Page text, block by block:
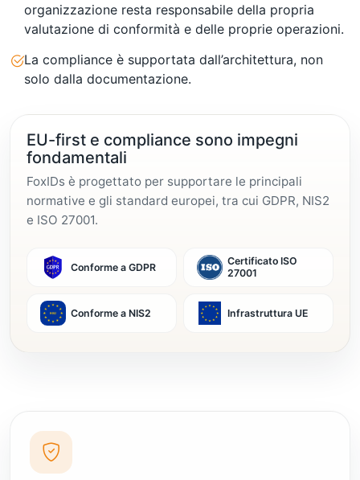
organizzazione resta responsabile della propria
valutazione di conformità e delle proprie operazioni.
La compliance è supportata dall’architettura, non
solo dalla documentazione.
EU-first e compliance sono impegni
fondamentali
FoxIDs è progettato per supportare le principali
normative e gli standard europei, tra cui GDPR, NIS2
e ISO 27001.
Conforme a GDPR
Certificato ISO
27001
Conforme a NIS2 Infrastruttura UE